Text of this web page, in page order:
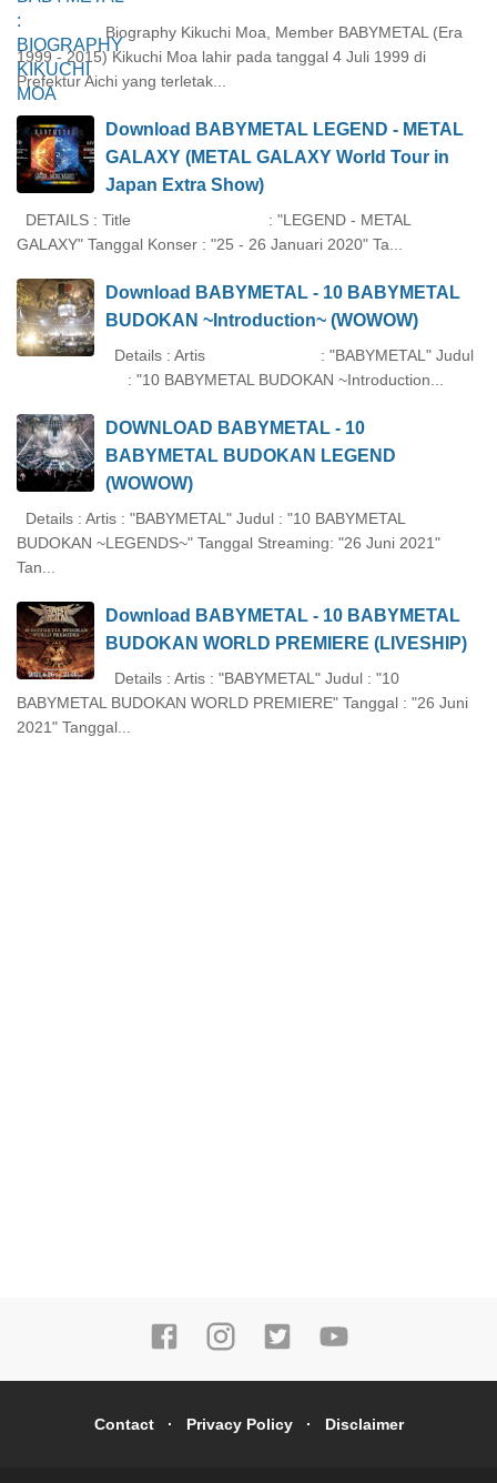
Biography Kikuchi Moa, Member BABYMETAL (Era
1999 - 2015) Kikuchi Moa lahir pada tanggal 4 Juli 1999 di
Prefektur Aichi yang terletak...
Download BABYMETAL LEGEND - METAL
GALAXY (METAL GALAXY World Tour in
Japan Extra Show)
DETAILS : Title : "LEGEND - METAL
GALAXY" Tanggal Konser : "25 - 26 Januari 2020" Ta...
Download BABYMETAL - 10 BABYMETAL
BUDOKAN ~Introduction~ (WOWOW)
Details : Artis : "BABYMETAL" Judul
: "10 BABYMETAL BUDOKAN ~Introduction...
DOWNLOAD BABYMETAL - 10
BABYMETAL BUDOKAN LEGEND
(WOWOW)
Details : Artis : "BABYMETAL" Judul : "10 BABYMETAL
BUDOKAN ~LEGENDS~" Tanggal Streaming: "26 Juni 2021"
Tan...
Download BABYMETAL - 10 BABYMETAL
BUDOKAN WORLD PREMIERE (LIVESHIP)
Details : Artis : "BABYMETAL" Judul : "10
BABYMETAL BUDOKAN WORLD PREMIERE" Tanggal : "26 Juni
2021" Tanggal...
Contact Privacy Policy Disclaimer